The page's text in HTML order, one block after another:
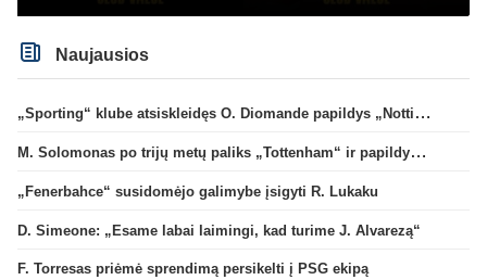
Naujausios
„Sporting“ klube atsiskleidęs O. Diomande papildys „Nottingham“ gretas
M. Solomonas po trijų metų paliks „Tottenham“ ir papildys „West Ham“ klubą
„Fenerbahce“ susidomėjo galimybe įsigyti R. Lukaku
D. Simeone: „Esame labai laimingi, kad turime J. Alvarezą“
F. Torresas priėmė sprendimą persikelti į PSG ekipą